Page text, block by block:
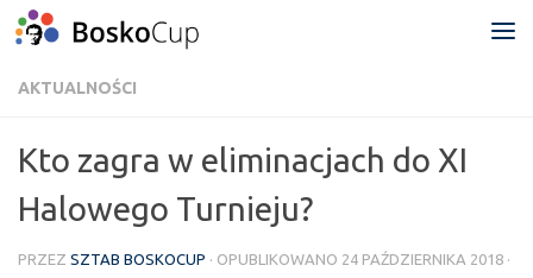
Przejdź do treści
AKTUALNOŚCI
Kto zagra w eliminacjach do XI
Halowego Turnieju?
PRZEZ SZTAB BOSKOCUP · OPUBLIKOWANO 24 PAŹDZIERNIKA 2018 ·